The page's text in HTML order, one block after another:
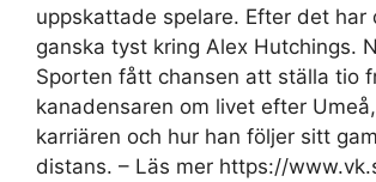
uppskattade spelare. Efter det har
ganska tyst kring Alex Hutchings.
Sporten fått chansen att ställa tio
kanadensaren om livet efter
karriären och hur han följer sitt
distans. – Läs mer https://